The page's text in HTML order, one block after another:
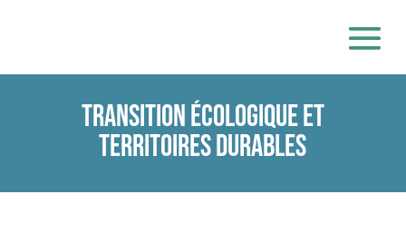
Transition écologique et
territoires durables